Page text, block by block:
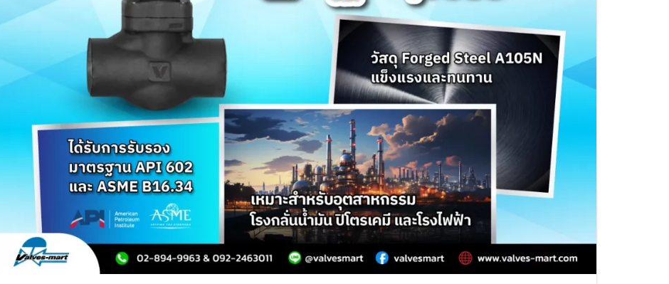
DUAL PLATE WAFER CHECK
VALVE (YORK)
BALL VALVE
PRIME ACTUATOR PRIME ACTUATOR DA
PRIME ACTUATOR SR12
NEWAY
CLORIUS
IMI PLC VALVES BALL VALVES
BUTTERFLY VALVES
CHECK VALVES
GATE VALVES